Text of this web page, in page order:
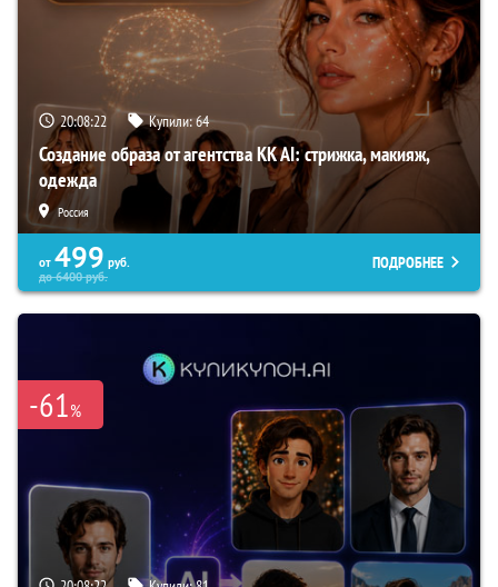
20:08:21 Купили:64
Создание образа от агентства KK AI: стрижка, макияж,
одежда
Россия
от 499 руб.
до6400руб.
ПОДРОБНЕЕ
-61%